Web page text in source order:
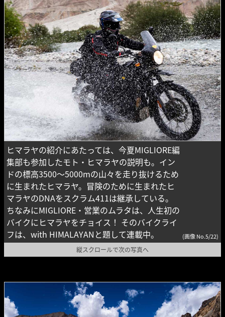
ヒマラヤの紹介にあたっては、今夏MIGLIORE編
集部も参加したモト・ヒマラヤの説明も。イン
ドの標高3500〜5000mの山々を走り抜けるため
に生まれたヒマラヤ。冒険のために生まれたヒ
マラヤのDNAをスクラム411は継承している。
ちなみにMIGLIORE・営業のムラタは、人生初の
バイクにヒマラヤをチョイス！ そのバイクライ
フは、with HIMALAYANと題して連載中。
(画像 No.5/22)
縦スクロールで次の写真へ